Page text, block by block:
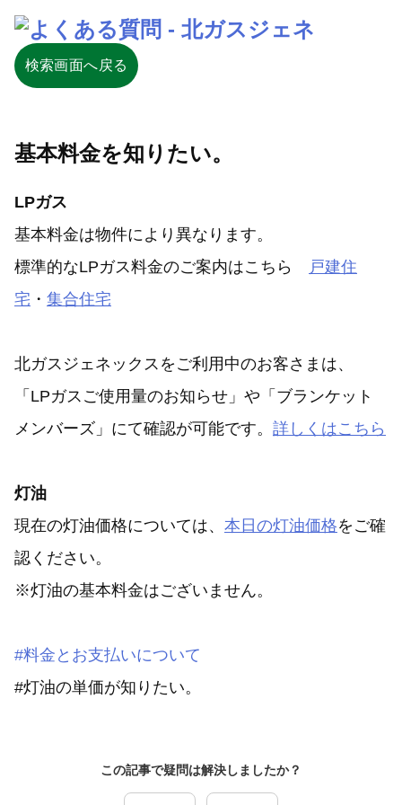
検索画面へ戻る
基本料金を知りたい。
LPガス
基本料金は物件により異なります。
標準的なLPガス料金のご案内はこちら
戸建住
宅 ・ 集合住宅
北ガスジェネックスをご利用中のお客さまは、
「LPガスご使用量のお知らせ」や「ブランケット
メンバーズ」にて確認が可能です。 詳しくはこちら
灯油
現在の灯油価格については、 本日の灯油価格をご確
認ください。
※灯油の基本料金はございません。
#料金とお支払いについて
#灯油の単価が知りたい。
この記事で疑問は解決しましたか？